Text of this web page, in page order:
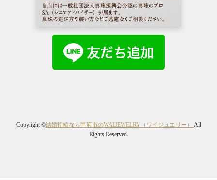
Copyright ©結婚指輪なら甲府市のWAIJEWELRY（ワイジュエリー） All
Rights Reserved.